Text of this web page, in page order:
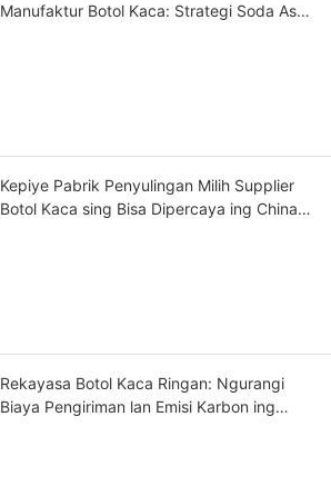
Manufaktur Botol Kaca: Strategi Soda Ash
Kepiye Pabrik Penyulingan Milih Supplier
Botol Kaca sing Bisa Dipercaya ing China
Rekayasa Botol Kaca Ringan: Ngurangi
Biaya Pengiriman lan Emisi Karbon ing